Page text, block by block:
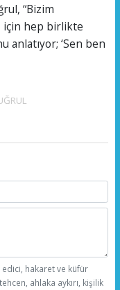
“Bizim
için hep birlikte
anlatıyor; ‘Sen ben
edici, hakaret ve küfür
ahlaka aykırı, kişilik